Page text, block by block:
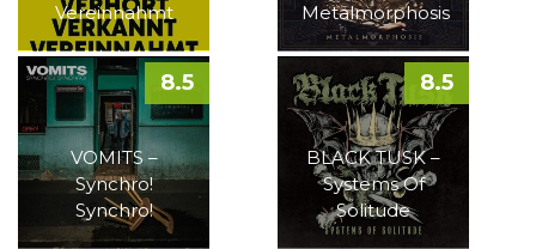
Vereinnahmt
Metalmorphosis
VOMITS –
Synchro!
Synchro!
8.5
BLACK TUSK –
Systems Of
Solitude
8.5